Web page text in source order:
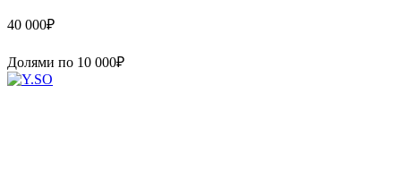
40 000₽
Долями по 10 000₽